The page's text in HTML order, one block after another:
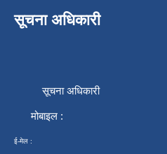
सूचना अधिकारी
सूचना अधिकारी
मोबाइल :
ई-मेल :